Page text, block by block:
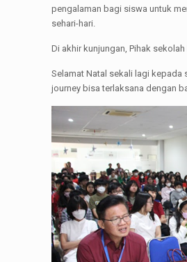
pengalaman bagi siswa untuk
sehari-hari.
Di akhir kunjungan, Pihak
Selamat Natal sekali lagi kepada
journey bisa terlaksana dengan